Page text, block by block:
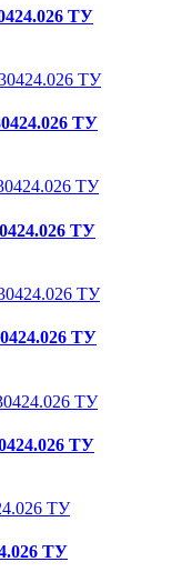
ТУ
ТУ
ТУ
ТУ
ТУ
ТУ